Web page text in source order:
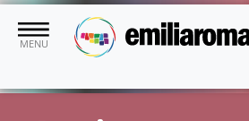
Skip to main content
MENU